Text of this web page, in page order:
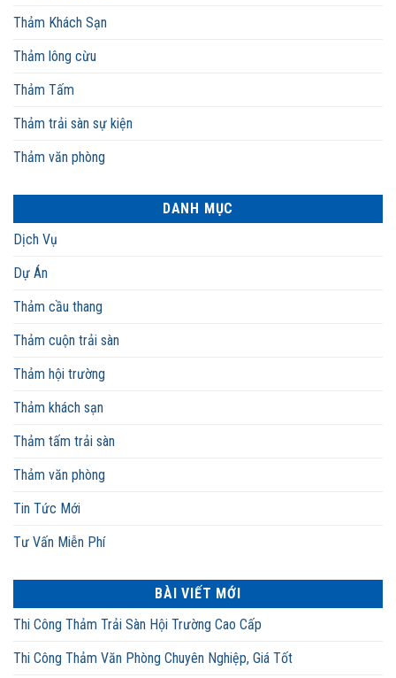
Thảm Khách Sạn
Thảm lông cừu
Thảm Tấm
Thảm trải sàn sự kiện
Thảm văn phòng
DANH MỤC
Dịch Vụ
Dự Án
Thảm cầu thang
Thảm cuộn trải sàn
Thảm hội trường
Thảm khách sạn
Thảm tấm trải sàn
Thảm văn phòng
Tin Tức Mới
Tư Vấn Miễn Phí
BÀI VIẾT MỚI
Thi Công Thảm Trải Sàn Hội Trường Cao Cấp
Thi Công Thảm Văn Phòng Chuyên Nghiệp, Giá Tốt